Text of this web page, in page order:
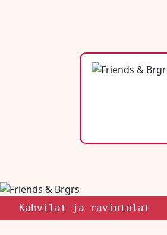
Kahvilat ja ravintolat